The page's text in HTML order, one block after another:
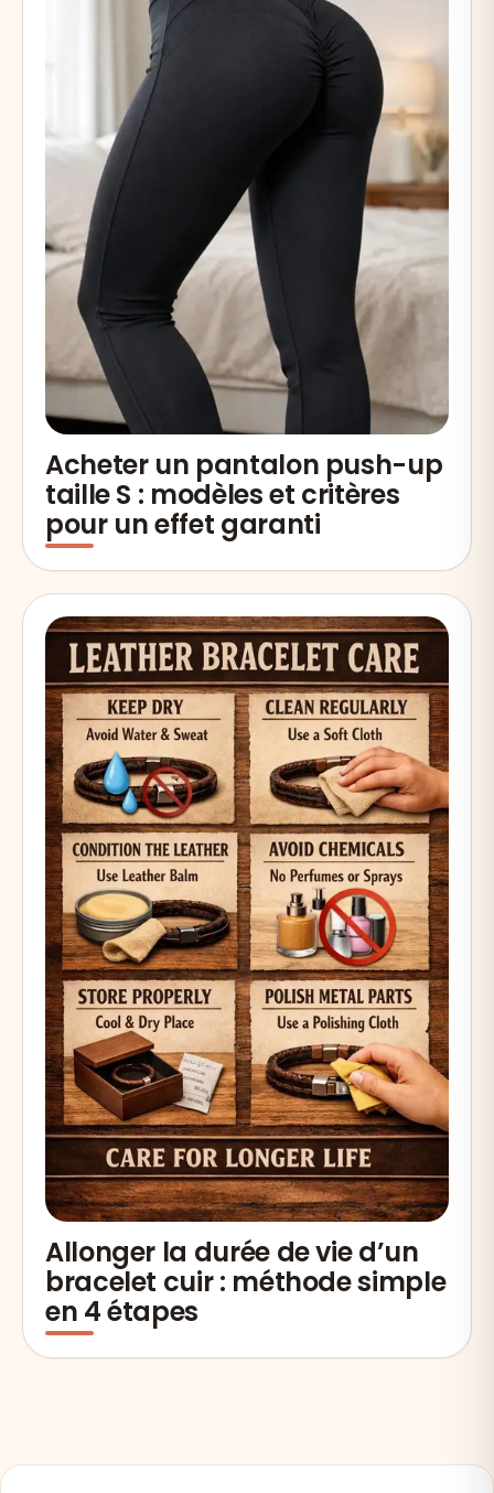
Acheter un pantalon push-up
taille S : modèles et critères
pour un effet garanti
Allonger la durée de vie d’un
bracelet cuir : méthode simple
en 4 étapes